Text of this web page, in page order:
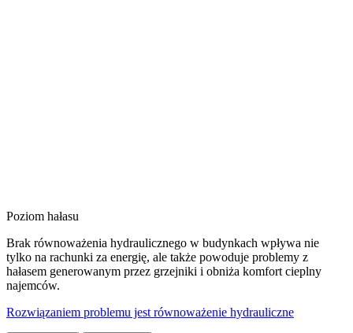
Poziom hałasu
Brak równoważenia hydraulicznego w budynkach wpływa nie
tylko na rachunki za energię, ale także powoduje problemy z
hałasem generowanym przez grzejniki i obniża komfort cieplny
najemców.
Rozwiązaniem problemu jest równoważenie hydrauliczne